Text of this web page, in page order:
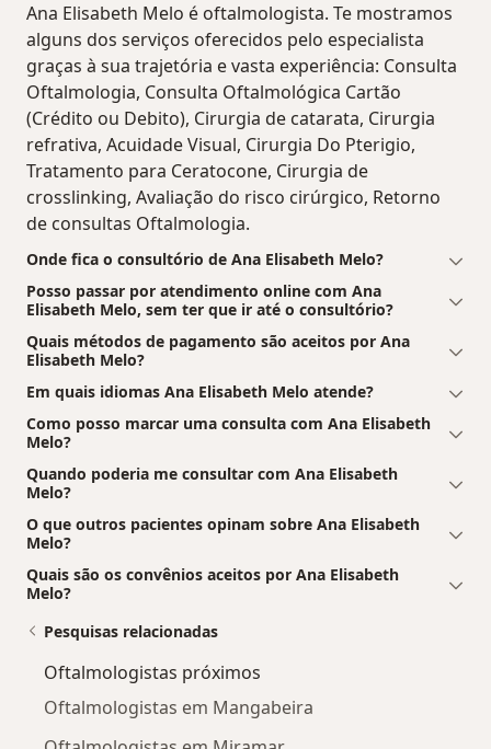
Ana Elisabeth Melo é oftalmologista. Te mostramos
alguns dos serviços oferecidos pelo especialista
graças à sua trajetória e vasta experiência: Consulta
Oftalmologia, Consulta Oftalmológica Cartão
(Crédito ou Debito), Cirurgia de catarata, Cirurgia
refrativa, Acuidade Visual, Cirurgia Do Pterigio,
Tratamento para Ceratocone, Cirurgia de
crosslinking, Avaliação do risco cirúrgico, Retorno
de consultas Oftalmologia.
Onde fica o consultório de Ana Elisabeth Melo?
Posso passar por atendimento online com Ana
Elisabeth Melo, sem ter que ir até o consultório?
Quais métodos de pagamento são aceitos por Ana
Elisabeth Melo?
Em quais idiomas Ana Elisabeth Melo atende?
Como posso marcar uma consulta com Ana Elisabeth
Melo?
Quando poderia me consultar com Ana Elisabeth
Melo?
O que outros pacientes opinam sobre Ana Elisabeth
Melo?
Quais são os convênios aceitos por Ana Elisabeth
Melo?
Pesquisas relacionadas
Oftalmologistas próximos
Oftalmologistas em Mangabeira